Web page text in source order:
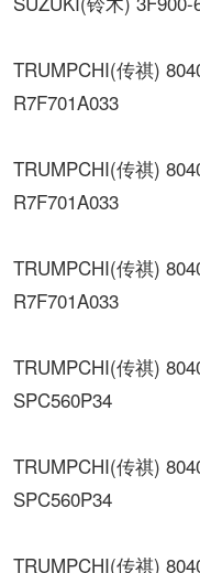
TRUMPCHI(传祺)
R7F701A033
TRUMPCHI(传祺)
R7F701A033
TRUMPCHI(传祺)
R7F701A033
TRUMPCHI(传祺)
SPC560P34
TRUMPCHI(传祺)
SPC560P34
TRUMPCHI(传祺)